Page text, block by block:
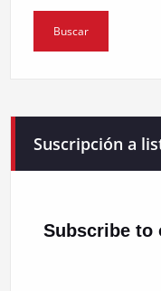
Suscripción a
Subscribe